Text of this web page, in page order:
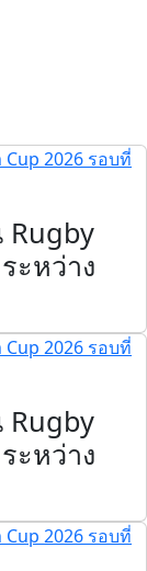
Rugby
ะหว่าง
Rugby
ะหว่าง